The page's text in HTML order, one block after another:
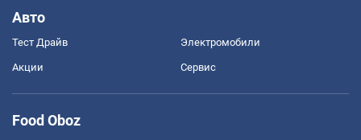
Авто
Тест Драйв Электромобили
Акции Сервис
Food Oboz